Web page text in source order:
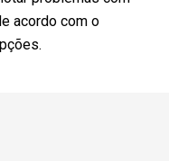
acordo com o